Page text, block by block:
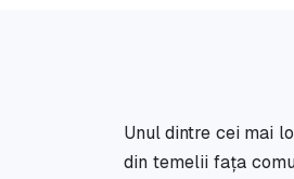
Unul dintre cei mai
din temelii fața